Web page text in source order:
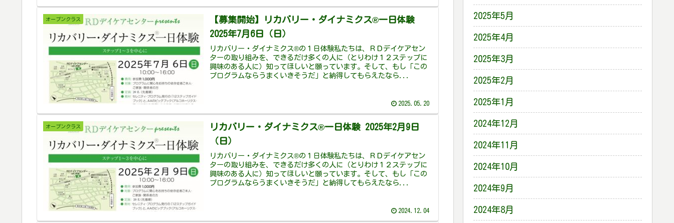
オープンクラス
【募集開始】リカバリー・ダイナミクス®一日体験
2025年7月6日（日）
リカバリー・ダイナミクス®の１日体験私たちは、ＲＤデイケアセン
ターの取り組みを、できるだけ多くの人に（とりわけ１２ステップに
興味のある人に）知ってほしいと願っています。そして、もし「この
プログラムならうまくいきそうだ」と納得してもらえたなら...
2025.05.20
オープンクラス
リカバリー・ダイナミクス®一日体験 2025年2月9日
（日）
リカバリー・ダイナミクス®の１日体験私たちは、ＲＤデイケアセン
ターの取り組みを、できるだけ多くの人に（とりわけ１２ステップに
興味のある人に）知ってほしいと願っています。そして、もし「この
プログラムならうまくいきそうだ」と納得してもらえたなら...
2024.12.04
2025年5月
2025年4月
2025年3月
2025年2月
2025年1月
2024年12月
2024年11月
2024年10月
2024年9月
2024年8月